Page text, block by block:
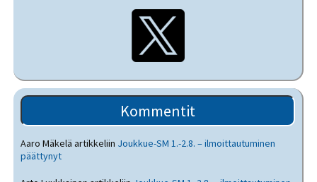
Kommentit
Aaro Mäkelä artikkeliin Joukkue-SM 1.-2.8. – ilmoittautuminen
päättynyt